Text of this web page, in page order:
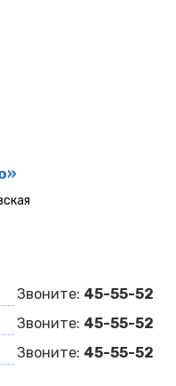
Звоните: 45-55-52
Звоните: 45-55-52
Звоните: 45-55-52